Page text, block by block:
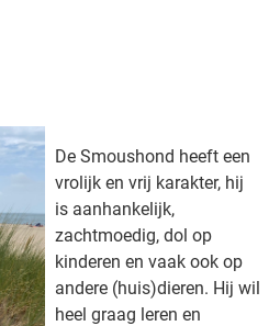
De Smoushond heeft een
vrolijk en vrij karakter, hij
is aanhankelijk,
zachtmoedig, dol op
kinderen en vaak ook op
andere (huis)dieren. Hij wil
heel graag leren en